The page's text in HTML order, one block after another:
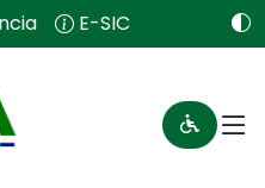
E-SIC